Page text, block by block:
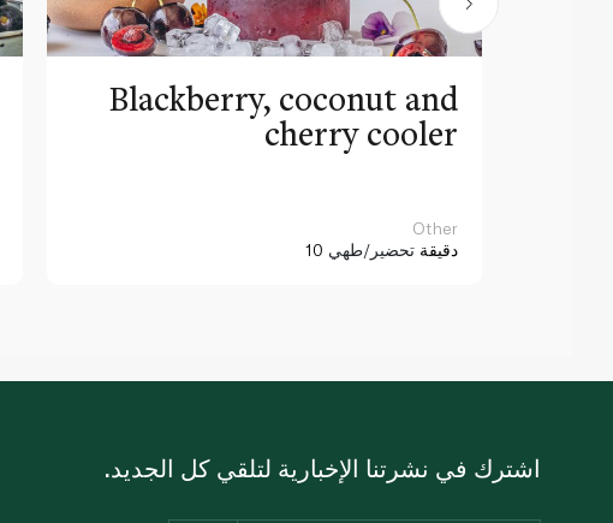
Blackberry, coconut and
cherry cooler
Other
10 دقيقة تحضير/طهي
اشترك في نشرتنا الإخبارية لتلقي كل الجديد.